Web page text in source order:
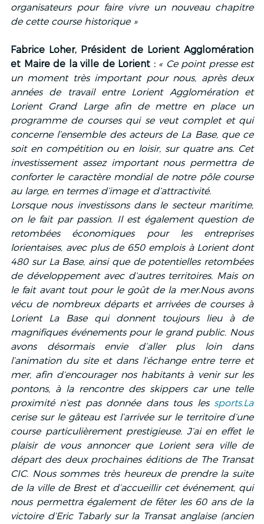
organisateurs pour faire vivre un nouveau chapitre
de cette course historique »
Fabrice Loher, Président de Lorient Agglomération
et Maire de la ville de Lorient : « Ce point presse est
un moment très important pour nous, après deux
années de travail entre Lorient Agglomération et
Lorient Grand Large afin de mettre en place un
programme de courses qui se veut complet et qui
concerne l’ensemble des acteurs de La Base, que ce
soit en compétition ou en loisir, sur quatre ans. Cet
investissement assez important nous permettra de
conforter le caractère mondial de notre pôle course
au large, en termes d’image et d’attractivité.
Lorsque nous investissons dans le secteur maritime,
on le fait par passion. Il est également question de
retombées économiques pour les entreprises
lorientaises, avec plus de 650 emplois à Lorient dont
480 sur La Base, ainsi que de potentielles retombées
de développement avec d’autres territoires. Mais on
le fait avant tout pour le goût de la mer.Nous avons
vécu de nombreux départs et arrivées de courses à
Lorient La Base qui donnent toujours lieu à de
magnifiques événements pour le grand public. Nous
avons désormais envie d’aller plus loin dans
l’animation du site et dans l’échange entre terre et
mer, afin d‘encourager nos habitants à venir sur les
pontons, à la rencontre des skippers car une telle
proximité n’est pas donnée dans tous les sports.La
cerise sur le gâteau est l’arrivée sur le territoire d’une
course particulièrement prestigieuse. J’ai en effet le
plaisir de vous annoncer que Lorient sera ville de
départ des deux prochaines éditions de The Transat
CIC. Nous sommes très heureux de prendre la suite
de la ville de Brest et d’accueillir cet événement, qui
nous permettra également de fêter les 60 ans de la
victoire d’Eric Tabarly sur la Transat anglaise (ancien